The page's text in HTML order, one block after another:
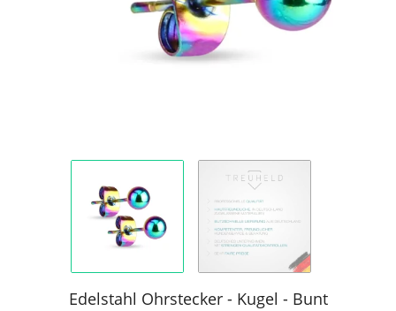
Edelstahl Ohrstecker - Kugel - Bunt